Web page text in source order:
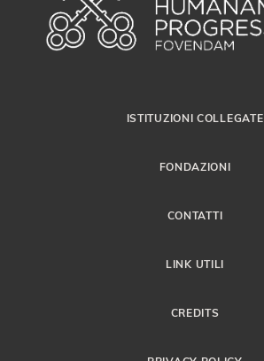
ISTITUZIONI COLLEGATE
FONDAZIONI
CONTATTI
LINK UTILI
CREDITS